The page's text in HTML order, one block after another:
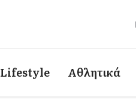
Lifestyle Αθλητικά